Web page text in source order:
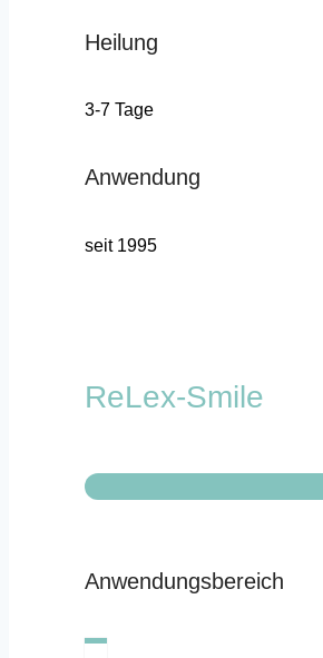
Heilung
3-7 Tage
Anwendung
seit 1995
ReLex-Smile
Anwendungsbereich